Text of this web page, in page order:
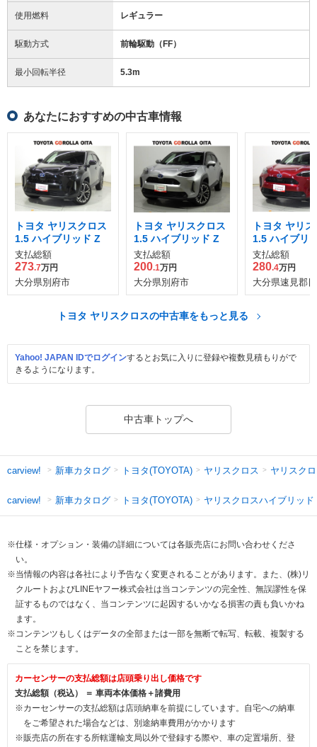
使用燃料 レギュラー
駆動方式 前輪駆動（FF）
最小回転半径 5.3m
あなたにおすすめの中古車情報
トヨタ ヤリスクロス
1.5 ハイブリッド Z
支払総額
273.7万円
大分県別府市
トヨタ ヤリスクロス
1.5 ハイブリッド Z
支払総額
200.1万円
大分県別府市
トヨタ ヤリ
1.5 ハイブリ
支払総額
280.4万円
大分県速見郡
トヨタ ヤリスクロスの中古車をもっと見る
Yahoo! JAPAN IDでログインするとお気に入りに登録や複数見積もりがで
きるようになります。
中古車トップへ
carview! 新車カタログ トヨタ(TOYOTA) ヤリスクロス ヤリスク
carview! 新車カタログ トヨタ(TOYOTA) ヤリスクロスハイブリッド
※仕様・オプション・装備の詳細については各販売店にお問い合わせくださ
い。
※当情報の内容は各社により予告なく変更されることがあります。また、(株)リ
クルートおよびLINEヤフー株式会社は当コンテンツの完全性、無誤謬性を保
証するものではなく、当コンテンツに起因するいかなる損害の責も負いかね
ます。
※コンテンツもしくはデータの全部または一部を無断で転写、転載、複製する
ことを禁じます。
カーセンサーの支払総額は店頭乗り出し価格です
支払総額（税込） ＝ 車両本体価格＋諸費用
※カーセンサーの支払総額は店頭納車を前提にしています。自宅への納車
をご希望された場合などは、別途納車費用がかかります
※販売店の所在する所轄運輸支局以外で登録する際や、車の定置場所、登